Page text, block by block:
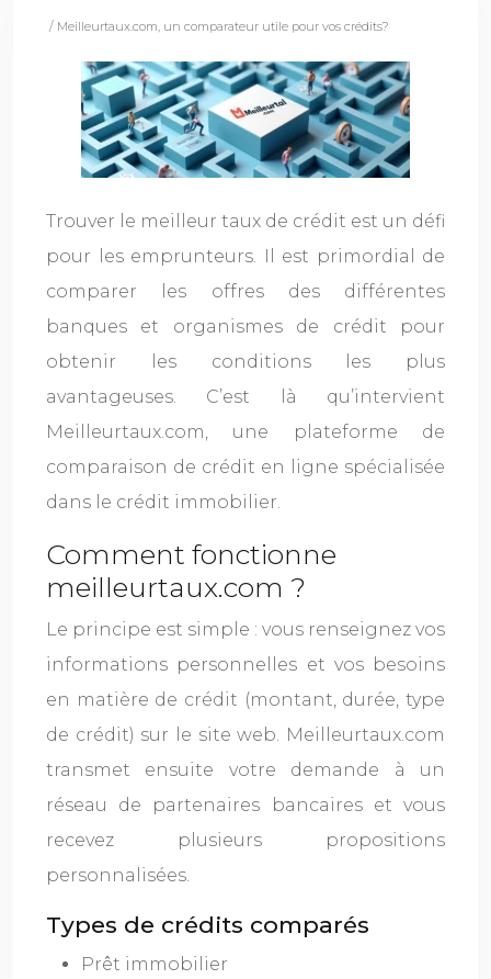
/ Meilleurtaux.com, un comparateur utile pour vos crédits?
Trouver le meilleur taux de crédit est un défi
pour les emprunteurs. Il est primordial de
comparer les offres des différentes
banques et organismes de crédit pour
obtenir les conditions les plus
avantageuses. C’est là qu’intervient
Meilleurtaux.com, une plateforme de
comparaison de crédit en ligne spécialisée
dans le crédit immobilier.
Comment fonctionne
meilleurtaux.com ?
Le principe est simple : vous renseignez vos
informations personnelles et vos besoins
en matière de crédit (montant, durée, type
de crédit) sur le site web. Meilleurtaux.com
transmet ensuite votre demande à un
réseau de partenaires bancaires et vous
recevez plusieurs propositions
personnalisées.
Types de crédits comparés
Prêt immobilier